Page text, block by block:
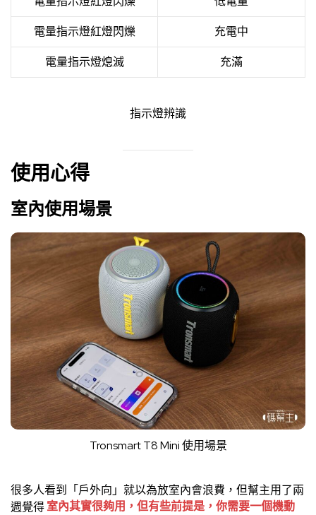
電量指示燈紅燈閃爍 充電中
電量指示燈熄滅 充滿
指示燈辨識
使用心得
室內使用場景
Tronsmart T8 Mini 使用場景
很多人看到「戶外向」就以為放室內會浪費，但幫主用了兩
週覺得室內其實很夠用，但有些前提是，你需要一個機動